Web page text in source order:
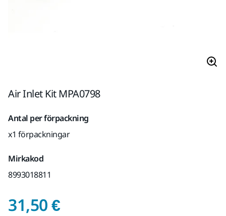
Air Inlet Kit MPA0798
Antal per förpackning
x1 förpackningar
Mirkakod
8993018811
31,50 €Pris med Moms 25,5